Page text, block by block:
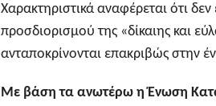
Χαρακτηριστικά αναφέρεται ότι δεν
προσδιορισμού της «δίκαιης και
ανταποκρίνονται επακριβώς στην
Με βάση τα ανωτέρω η Ένωση